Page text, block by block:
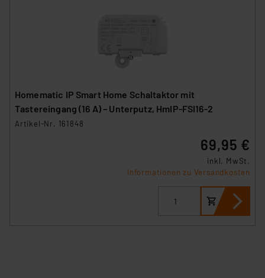
Homematic IP Smart Home Schaltaktor mit
Tastereingang (16 A) – Unterputz, HmIP-FSI16-2
Artikel-Nr. 161848
69,95 €
inkl. MwSt.
Informationen zu Versandkosten